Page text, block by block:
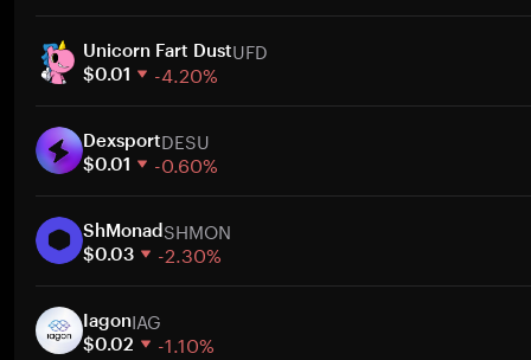
30 Tage
Marktkapitalisierung
Unicorn Fart DustUFD
$0.01 -4.20%
30 Tage
Marktkapitalisierung
DexsportDESU
$0.01 -0.60%
30 Tage
Marktkapitalisierung
ShMonadSHMON
$0.03 -2.30%
30 Tage
Marktkapitalisierung
IagonIAG
$0.02 -1.10%